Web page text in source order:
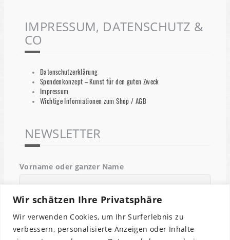
Wir schätzen Ihre Privatsphäre
Wir verwenden Cookies, um Ihr Surferlebnis zu
verbessern, personalisierte Anzeigen oder Inhalte
IMPRESSUM, DATENSCHUTZ &
CO
Datenschutzerklärung
Spendenkonzept – Kunst für den guten Zweck
Impressum
Wichtige Informationen zum Shop / AGB
NEWSLETTER
Vorname oder ganzer Name
Email